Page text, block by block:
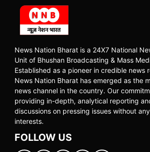
News Nation Bharat is a 24X7 National
Unit of Bhushan Broadcasting & Mass
Established as a pioneer in credible news
News Nation Bharat has emerged as the
news channel in the country. Our
providing in-depth, analytical reporting
discussions on pressing issues without
interests.
FOLLOW US